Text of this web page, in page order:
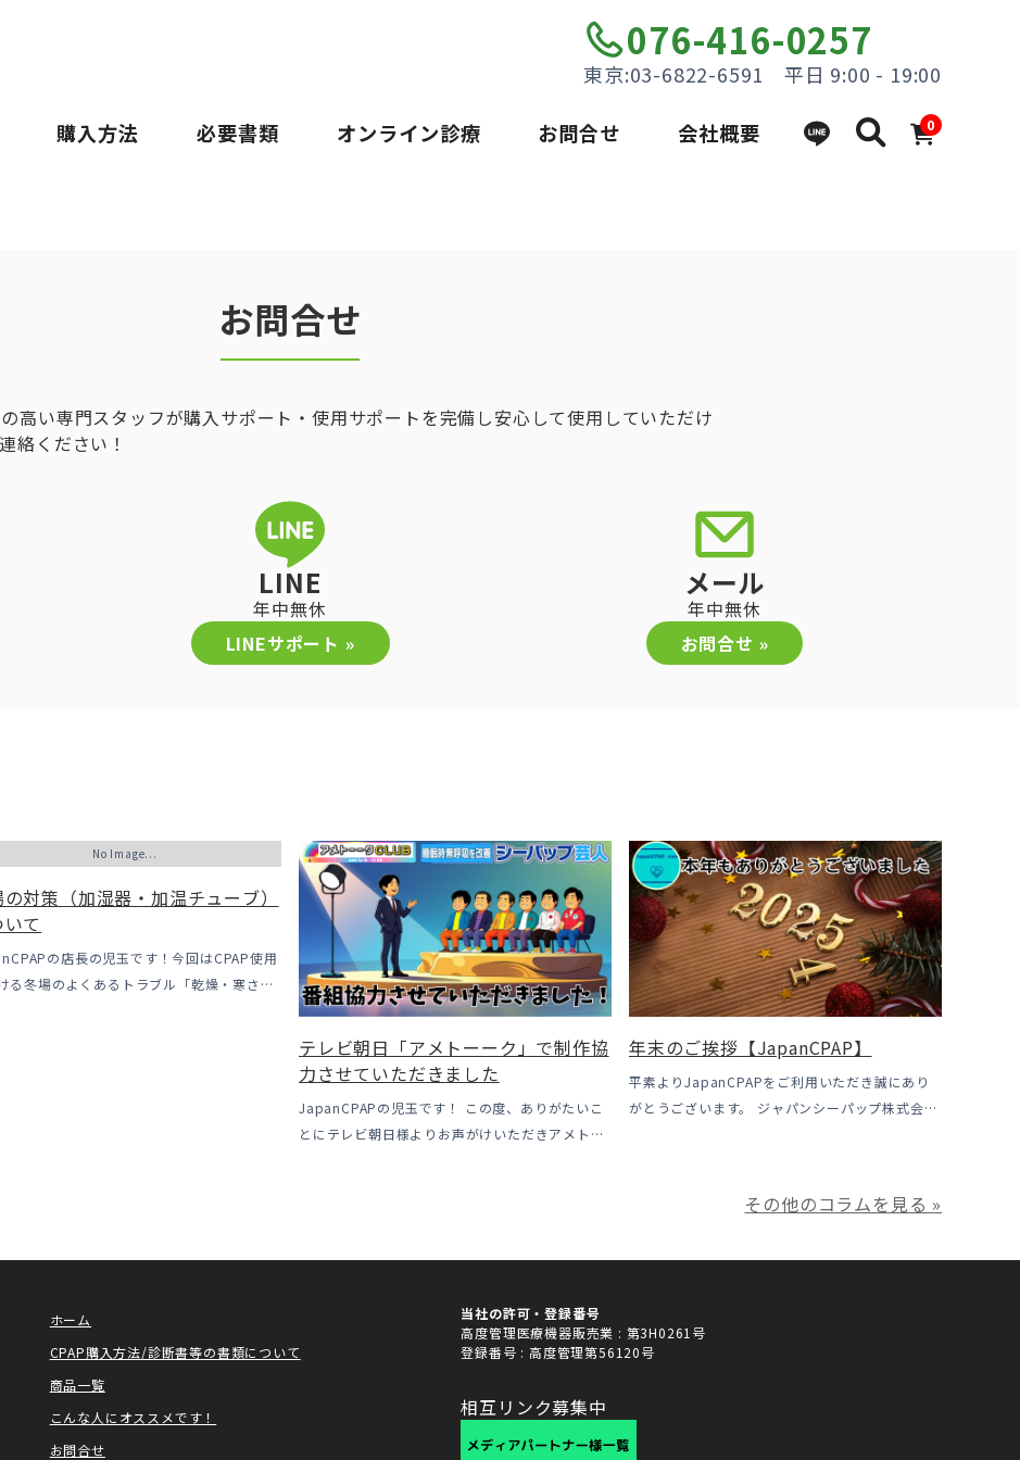
076-416-0257
東京:03-6822-6591 平日 9:00 - 19:00
0
購入方法 必要書類 オンライン診療 お問合せ 会社概要
お問合せ
高い専門スタッフが購入サポート・使用サポートを完備し安心して使用していただけ
絡ください！
LINE
年中無休
LINEサポート »
メール
年中無休
お問合せ »
No Image...
対策（加湿器・加温チューブ）
て
の店長の児玉です！今回はCPAP使用
る冬場のよくあるトラブル「乾燥・寒さ・
テレビ朝日「アメトーーク」で制作協
力させていただきました
JapanCPAPの児玉です！ この度、ありがたいこ
とにテレビ朝日様よりお声がけいただきアメトー
年末のご挨拶【JapanCPAP】
平素よりJapanCPAPをご利用いただき誠にあり
がとうございます。 ジャパンシーパップ株式会社
その他のコラムを見る »
ホーム
CPAP購入方法/診断書等の書類について
商品一覧
こんな人にオススメです！
お問合せ
当社の許可・登録番号
高度管理医療機器販売業 : 第3H0261号
登録番号 : 高度管理第56120号
相互リンク募集中